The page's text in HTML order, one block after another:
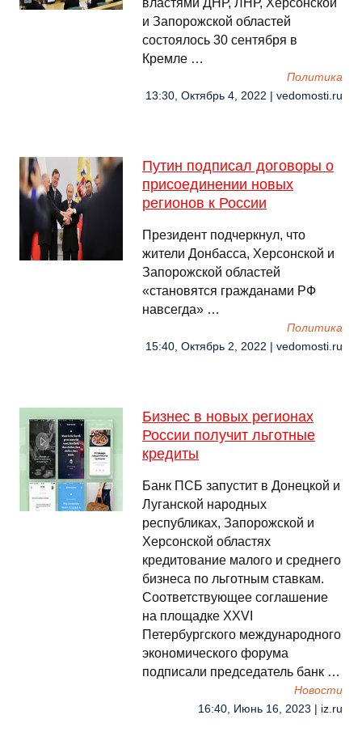
властями ДНР, ЛНР, Херсонской
и Запорожской областей
состоялось 30 сентября в
Кремле …
Политика
13:30, Октябрь 4, 2022 | vedomosti.ru
Путин подписал договоры о
присоединении новых
регионов к России
Президент подчеркнул, что
жители Донбасса, Херсонской и
Запорожской областей
«становятся гражданами РФ
навсегда» …
Политика
15:40, Октябрь 2, 2022 | vedomosti.ru
Бизнес в новых регионах
России получит льготные
кредиты
Банк ПСБ запустит в Донецкой и
Луганской народных
республиках, Запорожской и
Херсонской областях
кредитование малого и среднего
бизнеса по льготным ставкам.
Соответствующее соглашение
на площадке ХХVI
Петербургского международного
экономического форума
подписали председатель банк …
Новости
16:40, Июнь 16, 2023 | iz.ru